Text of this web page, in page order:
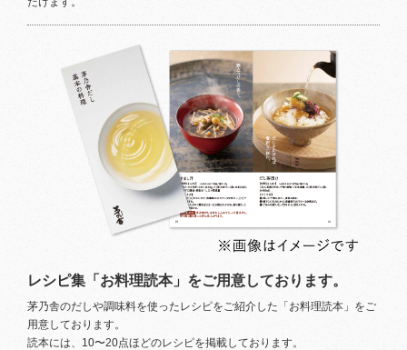
レシピ集「お料理読本」をご用意しております。
茅乃舎のだしや調味料を使ったレシピをご紹介した「お料理読本」をご
用意しております。
読本には、10〜20点ほどのレシピを掲載しております。